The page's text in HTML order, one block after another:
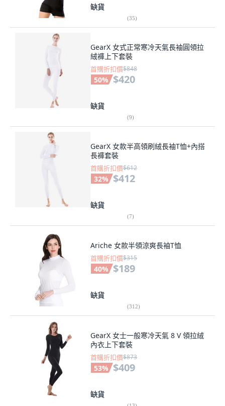
缺貨
(35)
GearX 女式正常寒冷天氣長袖圓領拉
絨褲上下套裝
首購折扣價$848
50% $420
缺貨
(9)
GearX 女款半高領刷絨長袖T恤+內搭
長褲套裝
首購折扣價$612
32% $412
缺貨
(7)
Ariche 女款半領涼爽長袖T恤
首購折扣價$315
40% $189
缺貨
(312)
GearX 女士一般寒冷天氣 8 V 領拉絨
內衣上下套裝
首購折扣價$873
53% $409
缺貨